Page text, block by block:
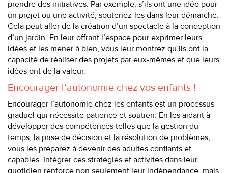
prendre des initiatives. Par exemple, s’ils ont une idée pour
un projet ou une activité, soutenez-les dans leur démarche.
Cela peut aller de la création d’un spectacle à la conception
d’un jardin. En leur offrant l’espace pour exprimer leurs
idées et les mener à bien, vous leur montrez qu’ils ont la
capacité de réaliser des projets par eux-mêmes et que leurs
idées ont de la valeur.
Encourager l’autonomie chez vos enfants !
Encourager l’autonomie chez les enfants est un processus
graduel qui nécessite patience et soutien. En les aidant à
développer des compétences telles que la gestion du
temps, la prise de décision et la résolution de problèmes,
vous les préparez à devenir des adultes confiants et
capables. Intégrer ces stratégies et activités dans leur